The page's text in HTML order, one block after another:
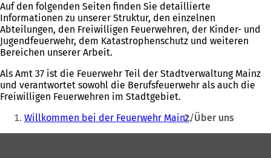
Auf den folgenden Seiten finden Sie detaillierte
Informationen zu unserer Struktur, den einzelnen
Abteilungen, den Freiwilligen Feuerwehren, der Kinder- und
Jugendfeuerwehr, dem Katastrophenschutz und weiteren
Bereichen unserer Arbeit.
Als Amt 37 ist die Feuerwehr Teil der Stadtverwaltung Mainz
und verantwortet sowohl die Berufsfeuerwehr als auch die
Freiwilligen Feuerwehren im Stadtgebiet.
Sie
befinden
Willkommen bei der Feuerwehr Mainz Über uns